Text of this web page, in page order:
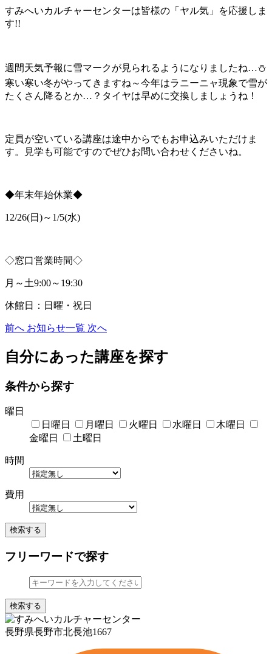
すみへいカルチャーセンターは皆様の「ヤル気」を応援しま
す!!
週間天気予報に雪マークが見られるようになりましたね…⛄
寒い寒い冬がやってきますね～今年はラニーニャ現象で雪が
たくさん降るとか…？タイヤは早めに交換しましょうね！
定員が空いている講座は途中からでもお申込みいただけま
す。見学も可能ですのでぜひお問い合わせくださいね。
◆年末年始休業◆
12/26(日)～1/5(水)
◇窓口営業時間◇
月～土9:00～19:30
休館日：日曜・祝日
前へ お知らせ一覧 次へ
自分にあった講座を探す
条件から探す
曜日
日曜日
月曜日 火曜日 水曜日
木曜日
金曜日
土曜日
時間
費用
検索する
フリーワードで探す
検索する
長野県長野市北長池1667